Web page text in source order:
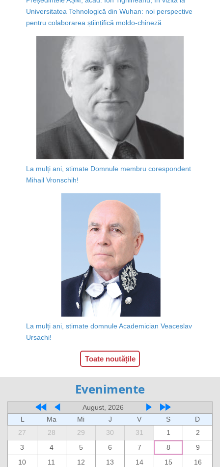
Universitatea Tehnologică din Wuhan: noi perspective
pentru colaborarea științifică moldo-chineză
La mulți ani, stimate Domnule membru corespondent
Mihail Vronschih!
La mulți ani, stimate domnule Academician Veaceslav
Ursachi!
Toate noutățile
Evenimente
August, 2026
L
Ma Mi J V S
D
27
28 29 30 31 1
2
3
4 5 6 7 8
9
10
11 12 13 14 15
16